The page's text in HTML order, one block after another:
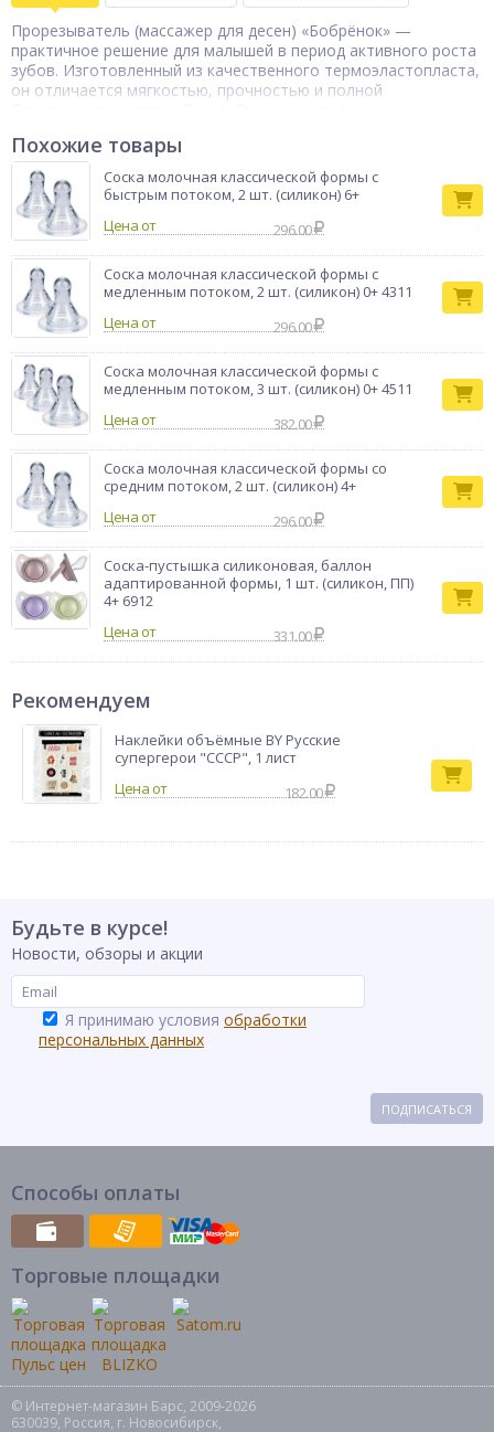
Прорезыватель (массажер для десен) «Бобрёнок» —
практичное решение для малышей в период активного роста
зубов. Изготовленный из качественного термоэластопласта,
он отличается мягкостью, прочностью и полной
десны, уменьшая неприятные ощущения и способствуя
естественному процессу прорезывания зубов. Дизайн в виде
милого бобрёнка привлекает внимание малыша и
превращает использование прорезывателя в увлекательный
процесс. Лёгкая и эргономичная конструкция удобно ложится
моторику. Прорезыватель легко мыть, он устойчив к износу и
подходит для ежедневного использования.
Бренд
Похожие товары
Соска молочная классической формы с
быстрым потоком, 2 шт. (силикон) 6+
Цена от
296.00
Соска молочная классической формы с
медленным потоком, 2 шт. (силикон) 0+ 4311
Цена от
296.00
Соска молочная классической формы с
медленным потоком, 3 шт. (силикон) 0+ 4511
Цена от
382.00
Соска молочная классической формы со
средним потоком, 2 шт. (силикон) 4+
Цена от
296.00
Соска-пустышка силиконовая, баллон
адаптированной формы, 1 шт. (силикон, ПП)
4+ 6912
Цена от
331.00
Рекомендуем
Наклейки объёмные BY Русские
супергерои "СССР", 1 лист
182.00
Будьте в курсе!
Новости, обзоры и акции
Я принимаю условия обработки
персональных данных
ПОДПИСАТЬСЯ
Способы оплаты
Торговые площадки
© Интернет-магазин Барс, 2009-2026
630039, Россия, г. Новосибирск,